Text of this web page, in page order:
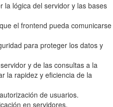
la lógica del servidor y las bases
el frontend pueda comunicarse
para proteger los datos y
y de las consultas a la
la rapidez y eficiencia de la
de usuarios.
en servidores.